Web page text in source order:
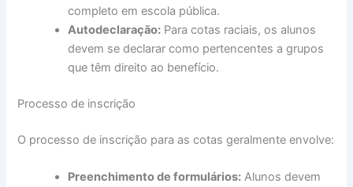
completo em escola pública.
Autodeclaração: Para cotas raciais, os alunos
devem se declarar como pertencentes a grupos
que têm direito ao benefício.
Processo de inscrição
O processo de inscrição para as cotas geralmente envolve:
Preenchimento de formulários: Alunos devem